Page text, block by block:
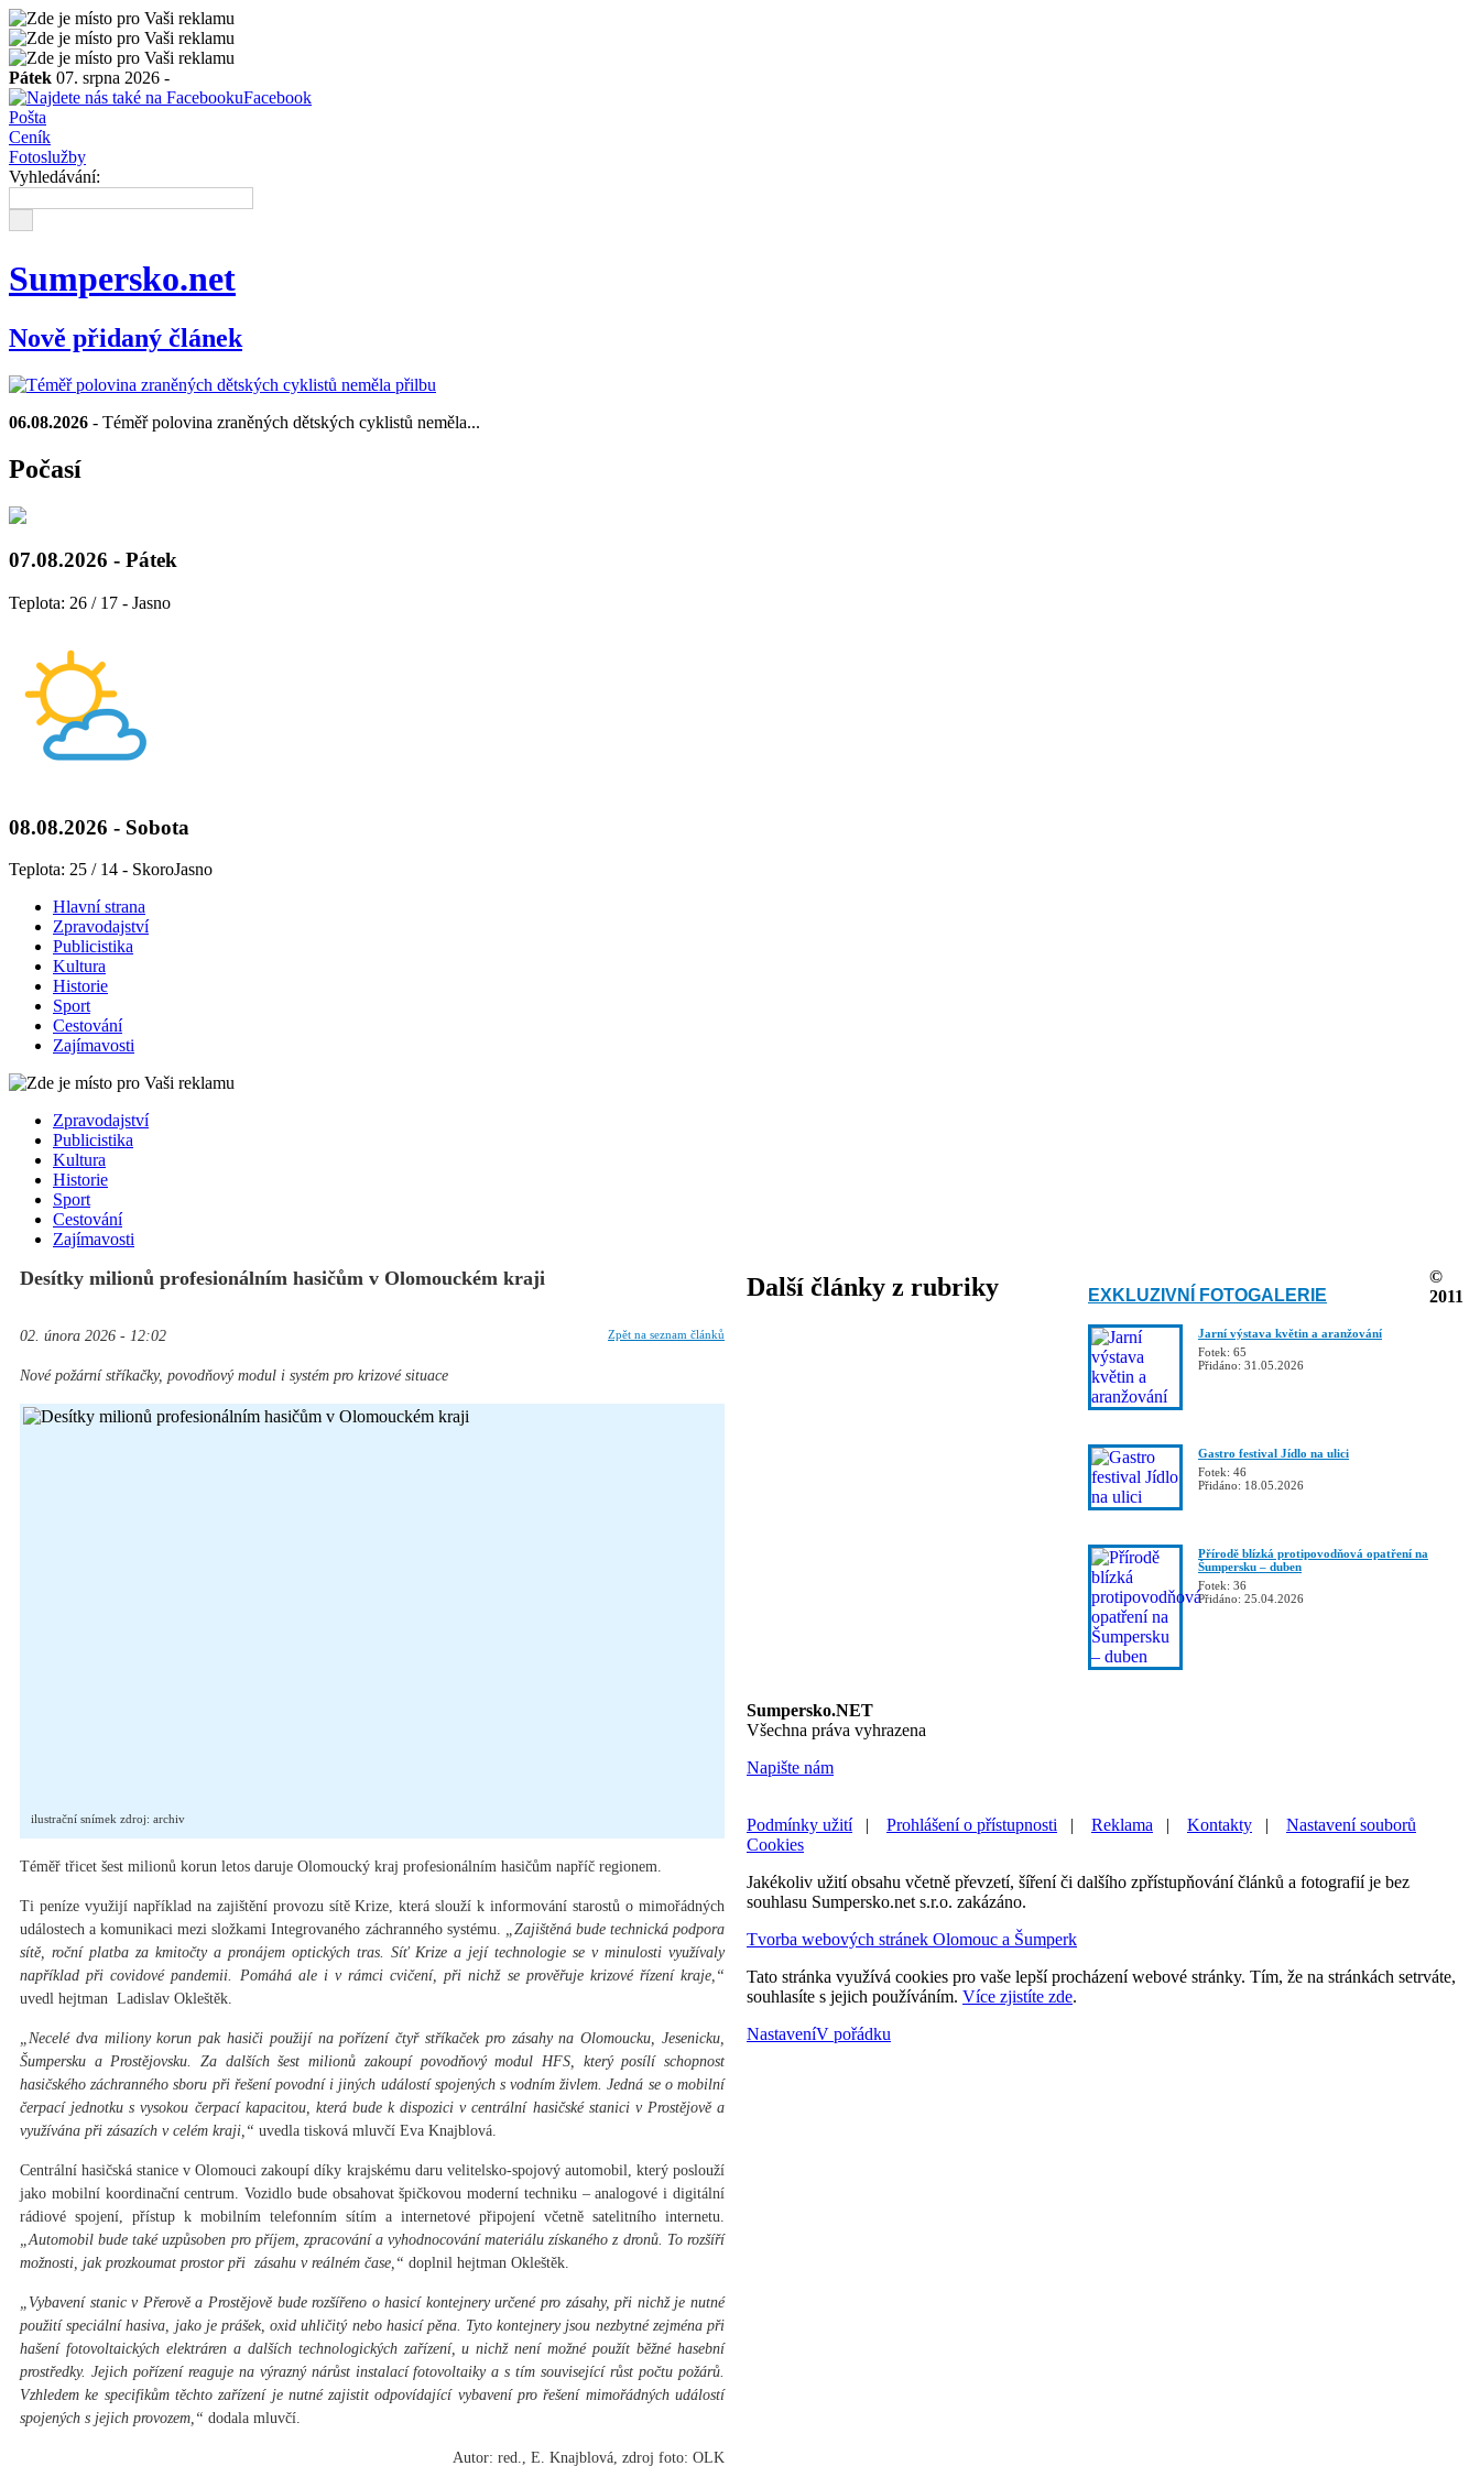
Pátek 07. srpna 2026 -
Facebook
Pošta
Ceník
Fotoslužby
Vyhledávání:
Sumpersko.net
Nově přidaný článek
06.08.2026 - Téměř polovina zraněných dětských cyklistů neměla...
Počasí
07.08.2026 - Pátek
Teplota: 26 / 17 - Jasno
08.08.2026 - Sobota
Teplota: 25 / 14 - SkoroJasno
Hlavní strana
Zpravodajství
Publicistika
Kultura
Historie
Sport
Cestování
Zajímavosti
Zpravodajství
Publicistika
Kultura
Historie
Sport
Cestování
Zajímavosti
Desítky milionů profesionálním hasičům v Olomouckém kraji
02. února 2026 - 12:02 Zpět na seznam článků
Nové požární stříkačky, povodňový modul i systém pro krizové situace
ilustrační snímek zdroj: archiv
Téměř třicet šest milionů korun letos daruje Olomoucký kraj profesionálním hasičům napříč regionem.
Ti peníze využijí například na zajištění provozu sítě Krize, která slouží k informování starostů o mimořádných
událostech a komunikaci mezi složkami Integrovaného záchranného systému. „Zajištěná bude technická podpora
sítě, roční platba za kmitočty a pronájem optických tras. Síť Krize a její technologie se v minulosti využívaly
například při covidové pandemii. Pomáhá ale i v rámci cvičení, při nichž se prověřuje krizové řízení kraje,“
uvedl hejtman Ladislav Okleštěk.
„Necelé dva miliony korun pak hasiči použijí na pořízení čtyř stříkaček pro zásahy na Olomoucku, Jesenicku,
Šumpersku a Prostějovsku. Za dalších šest milionů zakoupí povodňový modul HFS, který posílí schopnost
hasičského záchranného sboru při řešení povodní i jiných událostí spojených s vodním živlem. Jedná se o mobilní
čerpací jednotku s vysokou čerpací kapacitou, která bude k dispozici v centrální hasičské stanici v Prostějově a
využívána při zásazích v celém kraji,“ uvedla tisková mluvčí Eva Knajblová.
Centrální hasičská stanice v Olomouci zakoupí díky krajskému daru velitelsko-spojový automobil, který poslouží
jako mobilní koordinační centrum. Vozidlo bude obsahovat špičkovou moderní techniku – analogové i digitální
rádiové spojení, přístup k mobilním telefonním sítím a internetové připojení včetně satelitního internetu.
„Automobil bude také uzpůsoben pro příjem, zpracování a vyhodnocování materiálu získaného z dronů. To rozšíří
možnosti, jak prozkoumat prostor při zásahu v reálném čase,“ doplnil hejtman Okleštěk.
„Vybavení stanic v Přerově a Prostějově bude rozšířeno o hasicí kontejnery určené pro zásahy, při nichž je nutné
použití speciální hasiva, jako je prášek, oxid uhličitý nebo hasicí pěna. Tyto kontejnery jsou nezbytné zejména při
hašení fotovoltaických elektráren a dalších technologických zařízení, u nichž není možné použít běžné hasební
prostředky. Jejich pořízení reaguje na výrazný nárůst instalací fotovoltaiky a s tím související růst počtu požárů.
Vzhledem ke specifikům těchto zařízení je nutné zajistit odpovídající vybavení pro řešení mimořádných událostí
spojených s jejich provozem,“ dodala mluvčí.
Autor: red., E. Knajblová, zdroj foto: OLK
Další články z rubriky EXKLUZIVNÍ FOTOGALERIE
Jarní výstava květin a aranžování
Fotek: 65
Přidáno: 31.05.2026
Gastro festival Jídlo na ulici
Fotek: 46
Přidáno: 18.05.2026
Přírodě blízká protipovodňová opatření na
Šumpersku – duben
Fotek: 36
Přidáno: 25.04.2026
©
2011
Sumpersko.NET
Všechna práva vyhrazena
Napište nám
Podmínky užití Prohlášení o přístupnosti Reklama Kontakty
Nastavení souborů
Cookies
Jakékoliv užití obsahu včetně převzetí, šíření či dalšího zpřístupňování článků a fotografií je bez
souhlasu Sumpersko.net s.r.o. zakázáno.
Tvorba webových stránek Olomouc a Šumperk
Tato stránka využívá cookies pro vaše lepší procházení webové stránky. Tím, že na stránkách setrváte,
souhlasíte s jejich používáním. Více zjistíte zde.
NastaveníV pořádku